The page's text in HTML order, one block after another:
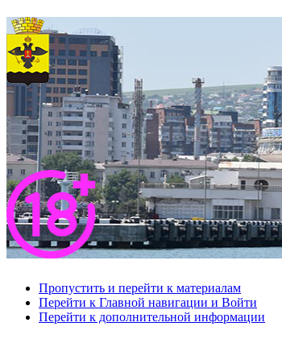
Пропустить и перейти к материалам
Перейти к Главной навигации и Войти
Перейти к дополнительной информации